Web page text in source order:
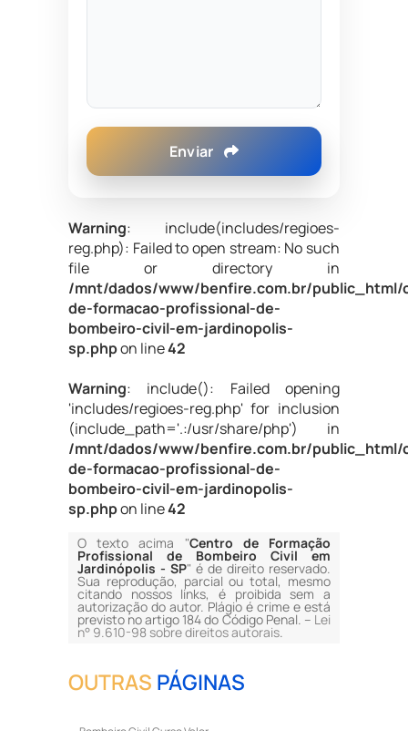
Enviar
Warning: include(includes/regioes-
reg.php): Failed to open stream: No such
file or directory in
/mnt/dados/www/benfire.com.br/public_html/
de-formacao-profissional-de-
bombeiro-civil-em-jardinopolis-
sp.phpon line42
Warning: include(): Failed opening
'includes/regioes-reg.php' for inclusion
(include_path='.:/usr/share/php') in
/mnt/dados/www/benfire.com.br/public_html/
de-formacao-profissional-de-
bombeiro-civil-em-jardinopolis-
sp.phpon line42
O texto acima "Centro de Formação
Profissional de Bombeiro Civil em
Jardinópolis - SP" é de direito reservado.
Sua reprodução, parcial ou total, mesmo
citando nossos links, é proibida sem a
autorização do autor. Plágio é crime e está
previsto no artigo 184 do Código Penal. – Lei
n° 9.610-98 sobre direitos autorais.
OUTRAS PÁGINAS